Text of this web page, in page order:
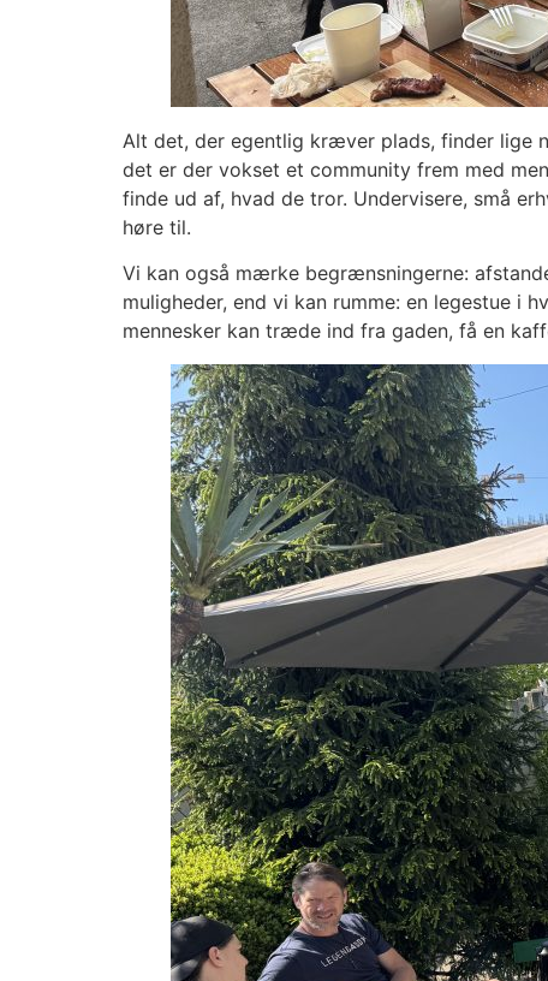
Alt det, der egentlig kræver plads, finder lige
det er der vokset et community frem med
finde ud af, hvad de tror. Undervisere, små
høre til.
Vi kan også mærke begrænsningerne:
muligheder, end vi kan rumme: en legestue i
mennesker kan træde ind fra gaden, få en